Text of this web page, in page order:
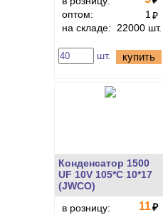
оптом:
1 ₽
на складе:
22000 шт.
шт. купить
Конденсатор 1500
UF 10V 105*C 10*17
(JWCO)
в розницу:
11₽